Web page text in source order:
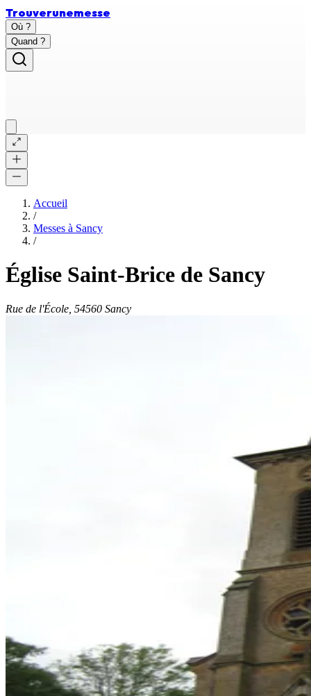
Trouverunemesse
Où ?
Quand ?
Accueil
/
Messes à Sancy
/
Église Saint-Brice de Sancy
Rue de l'École, 54560 Sancy